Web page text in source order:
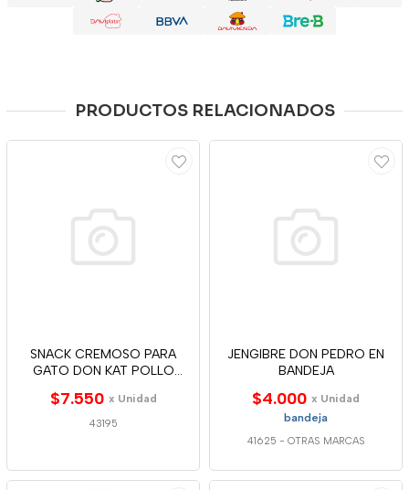
PRODUCTOS RELACIONADOS
SNACK CREMOSO PARA
GATO DON KAT POLLO
$7.550 x Unidad
43195
JENGIBRE DON PEDRO EN
BANDEJA
$4.000 x Unidad
bandeja
41625 - OTRAS MARCAS